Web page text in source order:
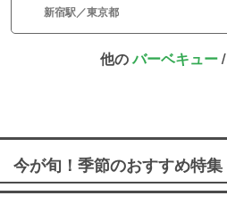
新宿駅／東京都
他のバーベキュー/
今が旬！季節のおすすめ特集